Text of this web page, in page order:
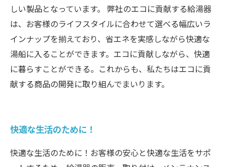
しい製品となっています。 弊社のエコに貢献する給湯器
は、お客様のライフスタイルに合わせて選べる幅広いラ
インナップを揃えており、省エネを実感しながら快適な
湯船に入ることができます。エコに貢献しながら、快適
に暮らすことができる。これからも、私たちはエコに貢
献する商品の開発に取り組んでまいります。
快適な生活のために！
快適な生活のために！お客様の安心と快適な生活をサポ